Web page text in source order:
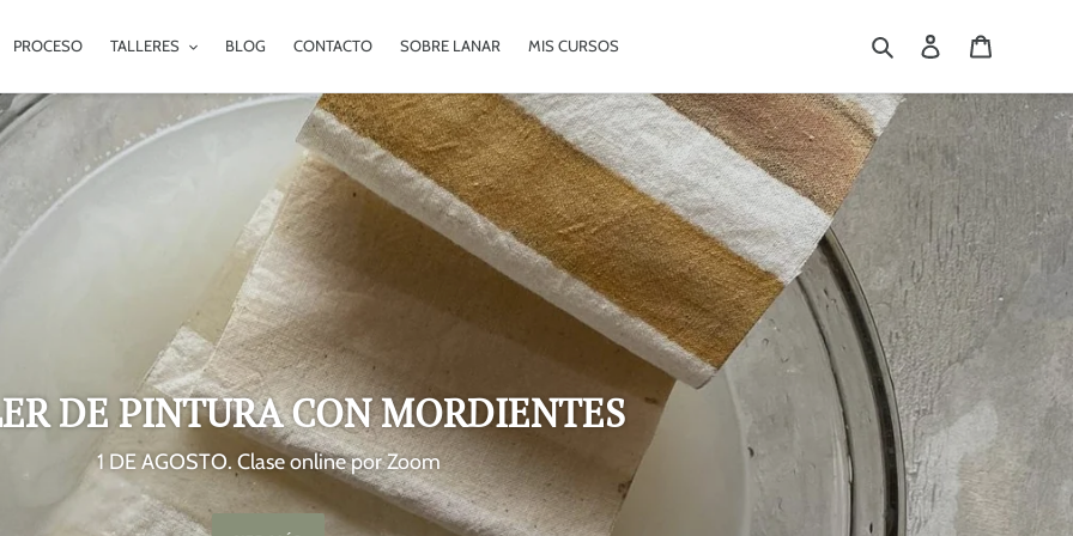
PROCESO TALLERES BLOG CONTACTO SOBRE LANAR MIS CURSOS Buscar Ingresar
DE PINTURA CON MORDIENTES
1 DE AGOSTO. Clase online por Zoom
MATERAS